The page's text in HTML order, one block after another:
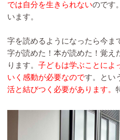
では自分を生きられないのです。
います。
字を読めるようになったら今ま
字が読めた！本が読めた！覚え
ります。 子どもは学ぶことによ
いく感動が必要なのです。とい
活と結びつく必要があります。